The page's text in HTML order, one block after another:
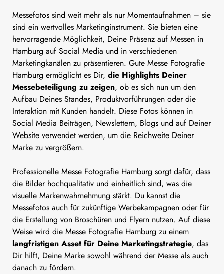
Messefotos sind weit mehr als nur Momentaufnahmen – sie
sind ein wertvolles Marketinginstrument. Sie bieten eine
hervorragende Möglichkeit, Deine Präsenz auf Messen in
Hamburg auf Social Media und in verschiedenen
Marketingkanälen zu präsentieren. Gute Messe Fotografie
Hamburg ermöglicht es Dir, die Highlights Deiner
Messebeteiligung zu zeigen, ob es sich nun um den
Aufbau Deines Standes, Produktvorführungen oder die
Interaktion mit Kunden handelt. Diese Fotos können in
Social Media Beiträgen, Newslettern, Blogs und auf Deiner
Website verwendet werden, um die Reichweite Deiner
Marke zu vergrößern.
Professionelle Messe Fotografie Hamburg sorgt dafür, dass
die Bilder hochqualitativ und einheitlich sind, was die
visuelle Markenwahrnehmung stärkt. Du kannst die
Messefotos auch für zukünftige Werbekampagnen oder für
die Erstellung von Broschüren und Flyern nutzen. Auf diese
Weise wird die Messe Fotografie Hamburg zu einem
langfristigen Asset für Deine Marketingstrategie, das
Dir hilft, Deine Marke sowohl während der Messe als auch
danach zu fördern.